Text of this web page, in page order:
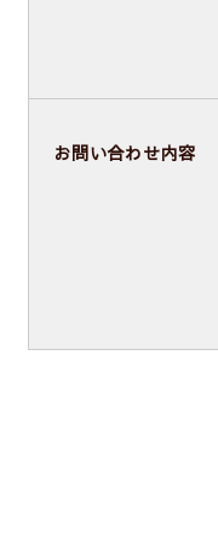
お問い合わせ内容